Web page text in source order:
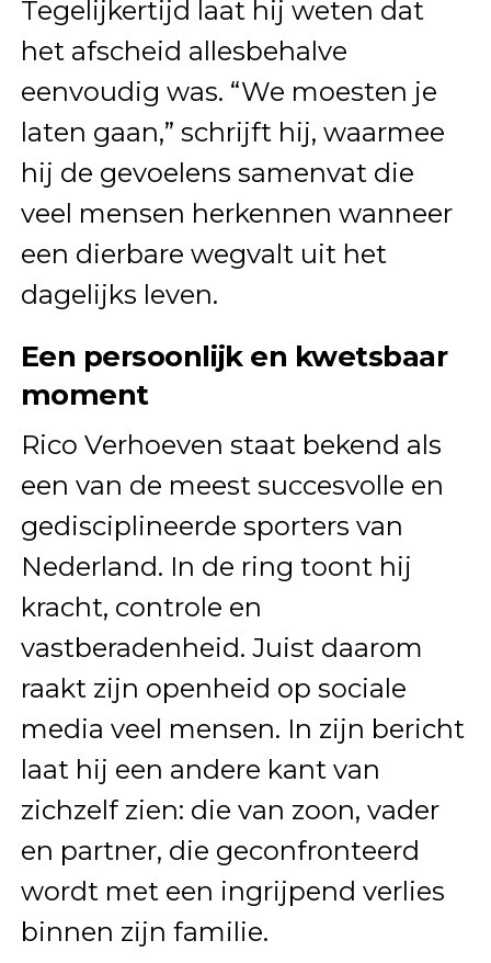
Tegelijkertijd laat hij weten dat
het afscheid allesbehalve
eenvoudig was. “We moesten je
laten gaan,” schrijft hij, waarmee
hij de gevoelens samenvat die
veel mensen herkennen wanneer
een dierbare wegvalt uit het
dagelijks leven.
Een persoonlijk en kwetsbaar
moment
Rico Verhoeven staat bekend als
een van de meest succesvolle en
gedisciplineerde sporters van
Nederland. In de ring toont hij
kracht, controle en
vastberadenheid. Juist daarom
raakt zijn openheid op sociale
media veel mensen. In zijn bericht
laat hij een andere kant van
zichzelf zien: die van zoon, vader
en partner, die geconfronteerd
wordt met een ingrijpend verlies
binnen zijn familie.